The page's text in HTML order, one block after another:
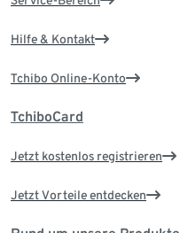
Hilfe & Kontakt
Tchibo Online-Konto
TchiboCard
Jetzt kostenlos registrieren
Jetzt Vorteile entdecken